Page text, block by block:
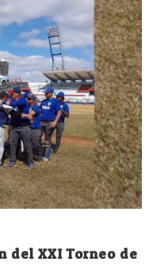
del XXI Torneo de